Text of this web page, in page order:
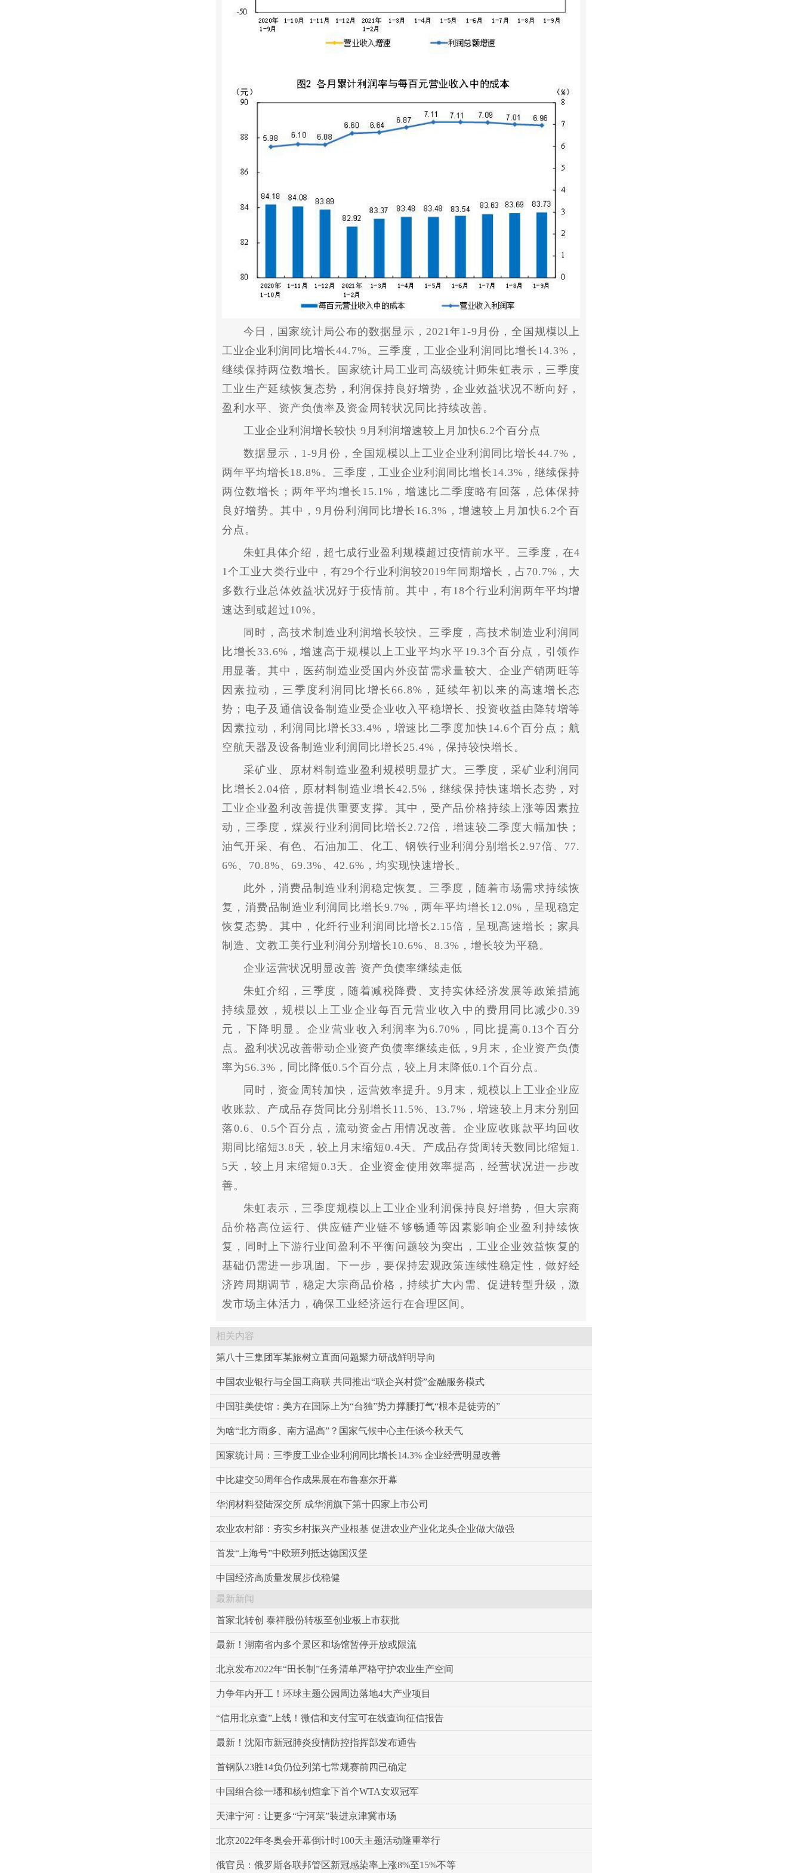
今日， 国家统计局公布的数据显示， 2021年1-9月份，全国规模以上
工业企业利润同比增长44.7%。三季度，工业企业利润同比增长14.3%，
继续保持两位数增长。
国家统计局工业司高级统计师朱虹表示，三季度
工业生产延续恢复态势，利润保持良好增势，企业效益状况不断向好，
盈利水平、资产负债率及资金周转状况同比持续改善。
工业企业利润 增长较快 9月利润增速较上月加快6.2个百分点
数据显示，1-9月份，全国规模以上工业企业利润同比增长44.7%，
两年平均增长18.8%。三季度，工业企业利润同比增长14.3%，继续保持
两位数增长；两年平均增长15.1%，增速比二季度略有回落，总体保持
良好增势。其中，9月份利润同比增长16.3%，增速较上月加快6.2个百
分点。
朱虹具体介绍，超七成行业盈利规模超过疫情前水平。三季度，在4
1个工业大类行业中，有29个行业利润较2019年同期增长，占70.7%，大
多数行业总体效益状况好于疫情前。其中，有18个行业利润两年平均增
速达到或超过10%。
同时，高技术制造业利润增长较快。三季度，高技术制造业利润同
比增长33.6%，增速高于规模以上工业平均水平19.3个百分点，引领作
用显著。其中，医药制造业受国内外疫苗需求量较大、企业产销两旺等
因素拉动，三季度利润同比增长66.8%，延续年初以来的高速增长态
势；电子及通信设备制造业受企业收入平稳增长、投资收益由降转增等
因素拉动，利润同比增长33.4%，增速比二季度加快14.6个百分点；航
空航天器及设备制造业利润同比增长25.4%，保持较快增长。
采矿业、原材料制造业盈利规模明显扩大。三季度，采矿业利润同
比增长2.04倍，原材料制造业增长42.5%，继续保持快速增长态势，对
工业企业盈利改善提供重要支撑。其中，受产品价格持续上涨等因素拉
动，三季度，煤炭行业利润同比增长2.72倍，增速较二季度大幅加快；
油气开采、有色、石油加工、化工、钢铁行业利润分别增长2.97倍、77.
6%、70.8%、69.3%、42.6%，均实现快速增长。
此外，消费品制造业利润稳定恢复。三季度，随着市场需求持续恢
复，消费品制造业利润同比增长9.7%，两年平均增长12.0%，呈现稳定
恢复态势。其中，化纤行业利润同比增长2.15倍，呈现高速增长；家具
制造、文教工美行业利润分别增长10.6%、8.3%，增长较为平稳。
企业运营状况明显改善 资产负债率继续走低
朱虹介绍，三季度，随着减税降费、支持实体经济发展等政策措施
持续显效，规模以上工业企业每百元营业收入中的费用同比减少0.39
元，下降明显。企业营业收入利润率为6.70%，同比提高0.13个百分
点。盈利状况改善带动企业资产负债率继续走低，9月末，企业资产负债
率为56.3%，同比降低0.5个百分点，较上月末降低0.1个百分点。
同时，资金周转加快，运营效率提升。9月末，规模以上工业企业应
收账款、产成品存货同比分别增长11.5%、13.7%，增速较上月末分别回
落0.6、0.5个百分点，流动资金占用情况改善。企业应收账款平均回收
期同比缩短3.8天，较上月末缩短0.4天。产成品存货周转天数同比缩短1.
5天，较上月末缩短0.3天。企业资金使用效率提高，经营状况进一步改
善。
朱虹表示，三季度规模以上工业企业利润保持良好增势，但大宗商
品价格高位运行、供应链产业链不够畅通等因素影响企业盈利持续恢
复，同时上下游行业间盈利不平衡问题较为突出，工业企业效益恢复的
基础仍需进一步巩固。下一步，要保持宏观政策连续性稳定性 ，做好经
济跨周期调节，稳定大宗商品价格，持续扩大内需、促进转型升级，激
发市场主体活力，确保工业经济运行在合理区间。
相关内容
第八十三集团军某旅树立直面问题聚力研战鲜明导向
中国农业银行与全国工商联 共同推出“联企兴村贷”金融服务模式
中国驻美使馆：美方在国际上为“台独”势力撑腰打气“根本是徒劳的”
为啥“北方雨多、南方温高”？国家气候中心主任谈今秋天气
国家统计局：三季度工业企业利润同比增长14.3% 企业经营明显改善
中比建交50周年合作成果展在布鲁塞尔开幕
华润材料登陆深交所 成华润旗下第十四家上市公司
农业农村部：夯实乡村振兴产业根基 促进农业产业化龙头企业做大做强
首发“上海号”中欧班列抵达德国汉堡
中国经济高质量发展步伐稳健
最新新闻
首家北转创 泰祥股份转板至创业板上市获批
最新！湖南省内多个景区和场馆暂停开放或限流
北京发布2022年“田长制”任务清单严格守护农业生产空间
力争年内开工！环球主题公园周边落地4大产业项目
“信用北京查”上线！微信和支付宝可在线查询征信报告
最新！沈阳市新冠肺炎疫情防控指挥部发布通告
首钢队23胜14负仍位列第七常规赛前四已确定
中国组合徐一璠和杨钊煊拿下首个WTA女双冠军
天津宁河：让更多“宁河菜”装进京津冀市场
北京2022年冬奥会开幕倒计时100天主题活动隆重举行
俄官员：俄罗斯各联邦管区新冠感染率上涨8%至15%不等